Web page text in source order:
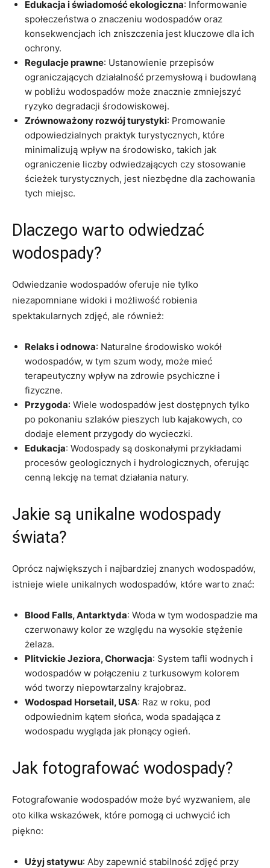
Edukacja i świadomość ekologiczna: Informowanie
społeczeństwa o znaczeniu wodospadów oraz
konsekwencjach ich zniszczenia jest kluczowe dla ich
ochrony.
Regulacje prawne: Ustanowienie przepisów
ograniczających działalność przemysłową i budowlaną
w pobliżu wodospadów może znacznie zmniejszyć
ryzyko degradacji środowiskowej.
Zrównoważony rozwój turystyki: Promowanie
odpowiedzialnych praktyk turystycznych, które
minimalizują wpływ na środowisko, takich jak
ograniczenie liczby odwiedzających czy stosowanie
ścieżek turystycznych, jest niezbędne dla zachowania
tych miejsc.
Dlaczego warto odwiedzać
wodospady?
Odwiedzanie wodospadów oferuje nie tylko
niezapomniane widoki i możliwość robienia
spektakularnych zdjęć, ale również:
Relaks i odnowa: Naturalne środowisko wokół
wodospadów, w tym szum wody, może mieć
terapeutyczny wpływ na zdrowie psychiczne i
fizyczne.
Przygoda: Wiele wodospadów jest dostępnych tylko
po pokonaniu szlaków pieszych lub kajakowych, co
dodaje element przygody do wycieczki.
Edukacja: Wodospady są doskonałymi przykładami
procesów geologicznych i hydrologicznych, oferując
cenną lekcję na temat działania natury.
Jakie są unikalne wodospady
świata?
Oprócz największych i najbardziej znanych wodospadów,
istnieje wiele unikalnych wodospadów, które warto znać:
Blood Falls, Antarktyda: Woda w tym wodospadzie ma
czerwonawy kolor ze względu na wysokie stężenie
żelaza.
Plitvickie Jeziora, Chorwacja: System tafli wodnych i
wodospadów w połączeniu z turkusowym kolorem
wód tworzy niepowtarzalny krajobraz.
Wodospad Horsetail, USA: Raz w roku, pod
odpowiednim kątem słońca, woda spadająca z
wodospadu wygląda jak płonący ogień.
Jak fotografować wodospady?
Fotografowanie wodospadów może być wyzwaniem, ale
oto kilka wskazówek, które pomogą ci uchwycić ich
piękno:
Użyj statywu: Aby zapewnić stabilność zdjęć przy